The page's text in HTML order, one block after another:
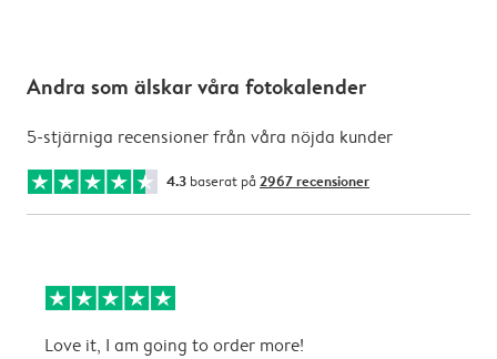
Andra som älskar våra fotokalender
5-stjärniga recensioner från våra nöjda kunder
4.3 baserat på 2967 recensioner
Love it, I am going to order more!